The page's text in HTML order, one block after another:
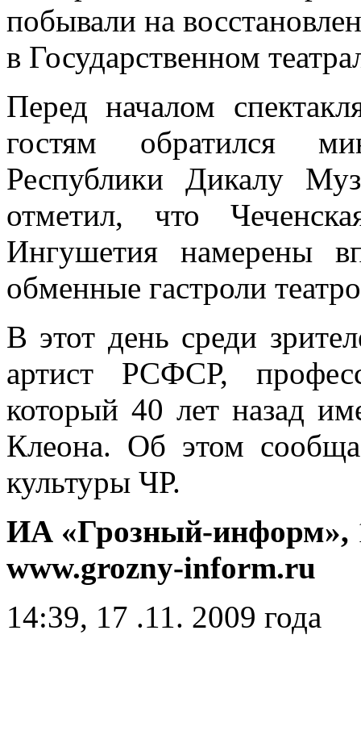
побывали на
в Государственном
Перед началом
гостям обратился
Республики Дикалу
отметил, что
Ингушетия намерены
обменные гастроли
В этот день среди
артист РСФСР,
который 40 лет назад
Клеона. Об этом
культуры ЧР.
ИА «Грозный-информ»,
www.grozny-inform.ru
14:39, 17 .11. 2009 года